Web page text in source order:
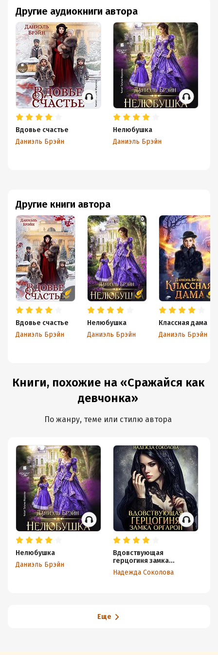
Другие книги автора
Вдовье счастье
Даниэль Брэйн
Нелюбушка
Даниэль Брэйн
Классная дама
Даниэль Брэйн
Другие аудиокниги автора
Вдовье счастье
Даниэль Брэйн
Нелюбушка
Даниэль Брэйн
Книги, похожие на «Сражайся как
девчонка»
По жанру, теме или стилю автора
Нелюбушка
Даниэль Брэйн
Вдовствующая
герцогиня замка
Оргарон
Надежда Соколова
Еще